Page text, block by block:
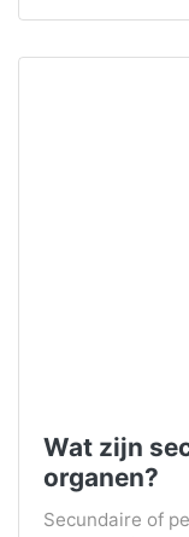
Wat zijn
organen?
Secundaire of